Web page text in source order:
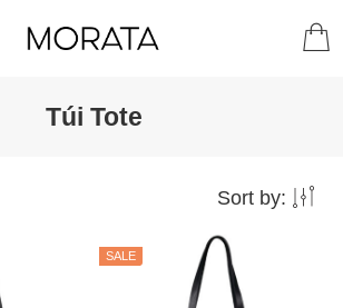
Túi Tote
Sort by:
SALE